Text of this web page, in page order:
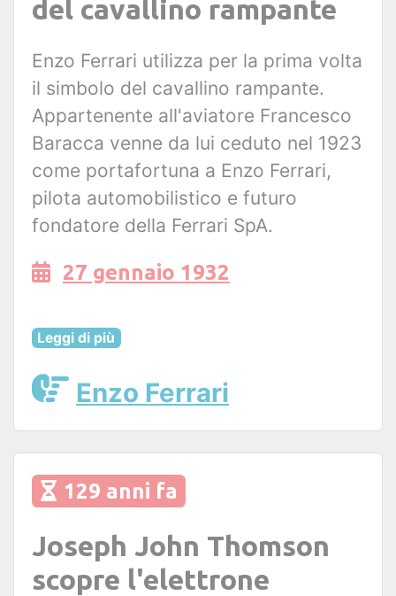
del cavallino rampante
Enzo Ferrari utilizza per la prima volta
il simbolo del cavallino rampante.
Appartenente all'aviatore Francesco
Baracca venne da lui ceduto nel 1923
come portafortuna a Enzo Ferrari,
pilota automobilistico e futuro
fondatore della Ferrari SpA.
27 gennaio 1932
Leggi di più
Enzo Ferrari
129 anni fa
Joseph John Thomson
scopre l'elettrone